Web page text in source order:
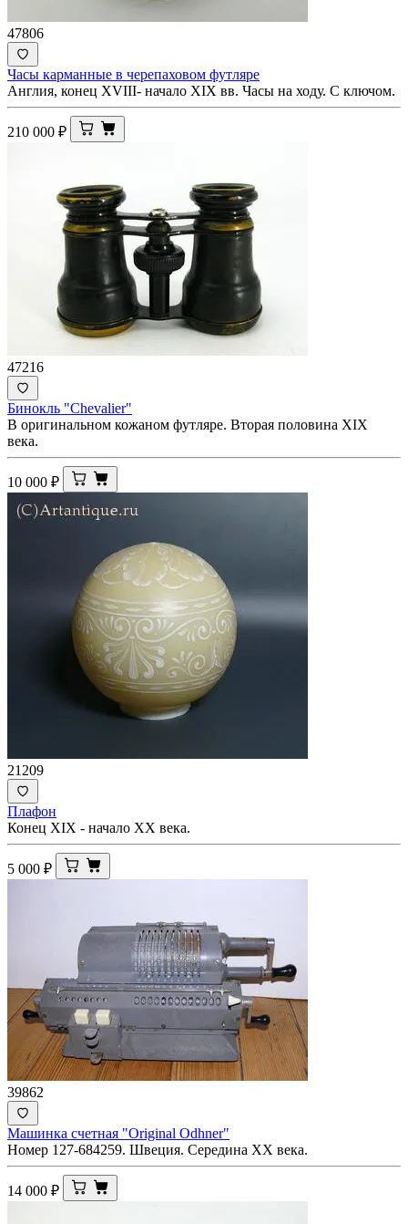
47806
Часы карманные в черепаховом футляре
Англия, конец XVIII- начало XIX вв. Часы на ходу. С ключом.
210 000 ₽
47216
Бинокль "Chevalier"
В оригинальном кожаном футляре. Вторая половина XIX
века.
10 000 ₽
21209
Плафон
Конец ХIХ - начало ХХ века.
5 000 ₽
39862
Машинка счетная "Original Odhner"
Номер 127-684259. Швеция. Середина ХХ века.
14 000 ₽